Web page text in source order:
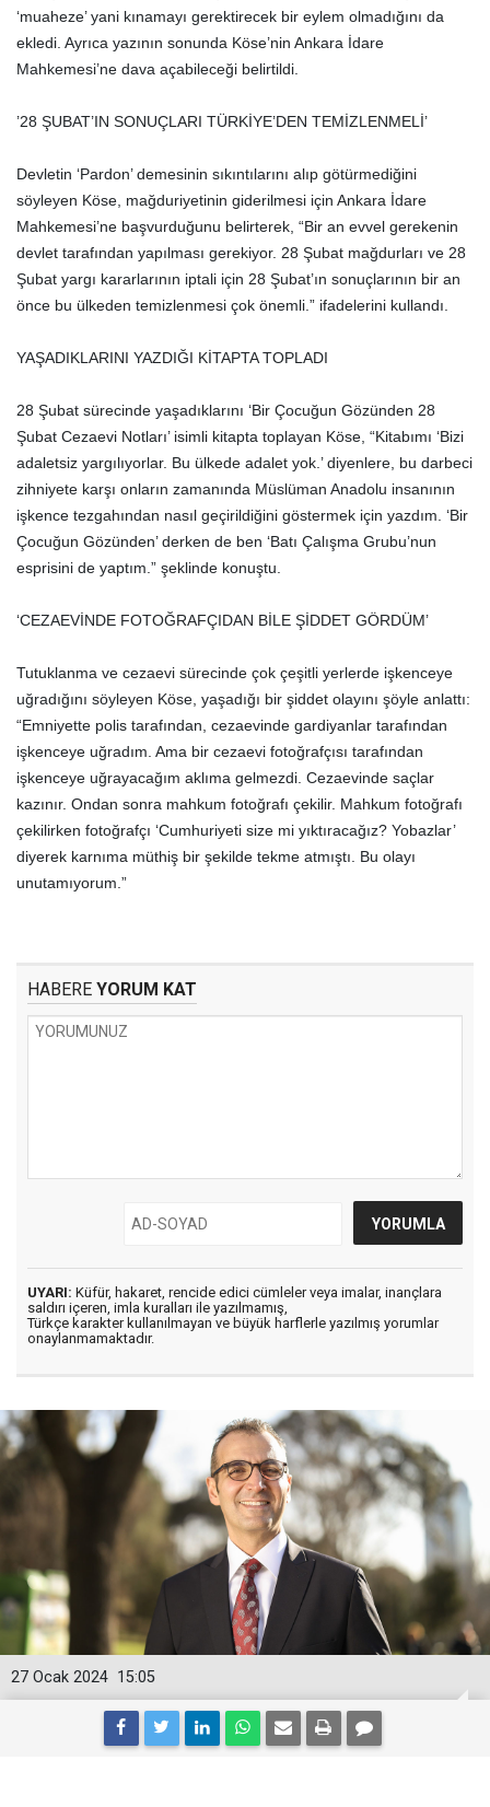
‘muaheze’ yani kınamayı gerektirecek bir eylem olmadığını da
ekledi. Ayrıca yazının sonunda Köse’nin Ankara İdare
Mahkemesi’ne dava açabileceği belirtildi.
’28 ŞUBAT’IN SONUÇLARI TÜRKİYE’DEN TEMİZLENMELİ’
Devletin ‘Pardon’ demesinin sıkıntılarını alıp götürmediğini
söyleyen Köse, mağduriyetinin giderilmesi için Ankara İdare
Mahkemesi’ne başvurduğunu belirterek, “Bir an evvel gerekenin
devlet tarafından yapılması gerekiyor. 28 Şubat mağdurları ve 28
Şubat yargı kararlarının iptali için 28 Şubat’ın sonuçlarının bir an
önce bu ülkeden temizlenmesi çok önemli.” ifadelerini kullandı.
YAŞADIKLARINI YAZDIĞI KİTAPTA TOPLADI
28 Şubat sürecinde yaşadıklarını ‘Bir Çocuğun Gözünden 28
Şubat Cezaevi Notları’ isimli kitapta toplayan Köse, “Kitabımı ‘Bizi
adaletsiz yargılıyorlar. Bu ülkede adalet yok.’ diyenlere, bu darbeci
zihniyete karşı onların zamanında Müslüman Anadolu insanının
işkence tezgahından nasıl geçirildiğini göstermek için yazdım. ‘Bir
Çocuğun Gözünden’ derken de ben ‘Batı Çalışma Grubu’nun
esprisini de yaptım.” şeklinde konuştu.
‘CEZAEVİNDE FOTOĞRAFÇIDAN BİLE ŞİDDET GÖRDÜM’
Tutuklanma ve cezaevi sürecinde çok çeşitli yerlerde işkenceye
uğradığını söyleyen Köse, yaşadığı bir şiddet olayını şöyle anlattı:
“Emniyette polis tarafından, cezaevinde gardiyanlar tarafından
işkenceye uğradım. Ama bir cezaevi fotoğrafçısı tarafından
işkenceye uğrayacağım aklıma gelmezdi. Cezaevinde saçlar
kazınır. Ondan sonra mahkum fotoğrafı çekilir. Mahkum fotoğrafı
çekilirken fotoğrafçı ‘Cumhuriyeti size mi yıktıracağız? Yobazlar’
diyerek karnıma müthiş bir şekilde tekme atmıştı. Bu olayı
unutamıyorum.”
HABERE YORUM KAT
UYARI: Küfür, hakaret, rencide edici cümleler veya imalar, inançlara
saldırı içeren, imla kuralları ile yazılmamış,
Türkçe karakter kullanılmayan ve büyük harflerle yazılmış yorumlar
onaylanmamaktadır.
15:05
27 Ocak 2024